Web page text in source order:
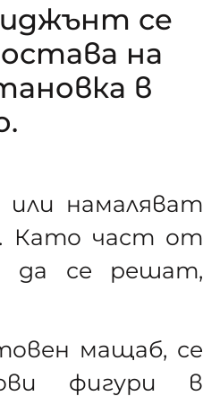
се
на
в
или намаляват
Като част от
да се решат,
мащаб, се
фигури в